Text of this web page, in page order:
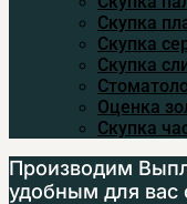
Скупка
Скупка
Скупка
Оценка
Скупка
Производим
удобным для вас